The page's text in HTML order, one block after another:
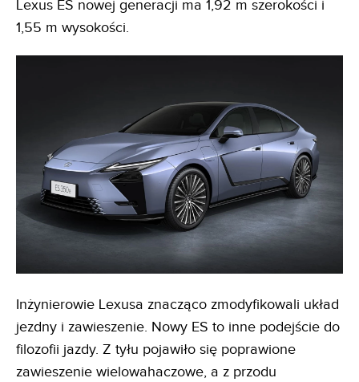
Lexus ES nowej generacji ma 1,92 m szerokości i
1,55 m wysokości.
Inżynierowie Lexusa znacząco zmodyfikowali układ
jezdny i zawieszenie. Nowy ES to inne podejście do
filozofii jazdy. Z tyłu pojawiło się poprawione
zawieszenie wielowahaczowe, a z przodu